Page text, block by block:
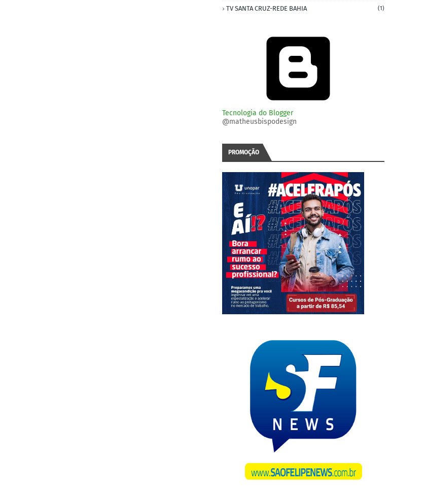
TV SANTA CRUZ-REDE BAHIA (1)
Tecnologia do Blogger
@matheusbispodesign
PROMOÇÃO